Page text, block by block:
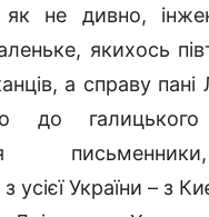
як не дивно,
якихось
а справу
до галицького
з усієї України – з